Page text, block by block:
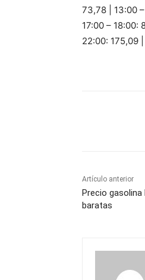
73,78 | 13:00
17:00 – 18:00:
22:00: 175,09
Artículo anterior
Precio gasolina
baratas